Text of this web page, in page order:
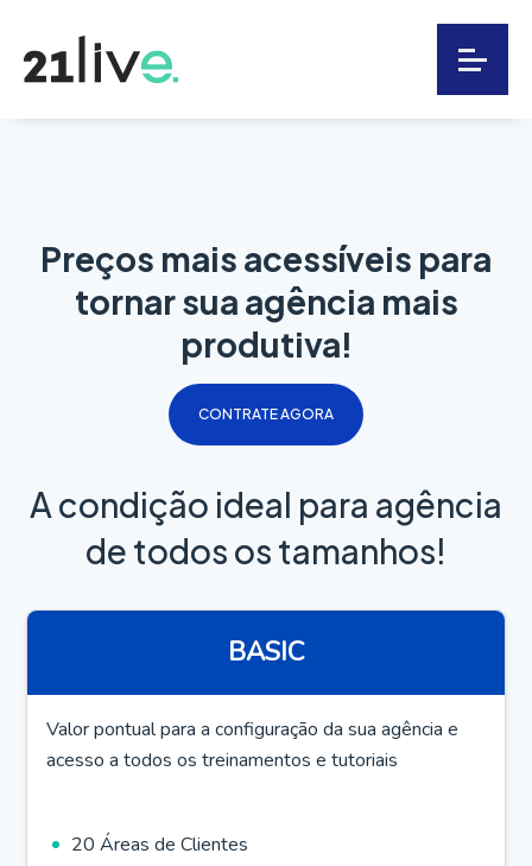
Preços mais acessíveis para
tornarsua agência mais
produtiva!
CONTRATE AGORA
A condição ideal para agência
de todos os tamanhos!
BASIC
Valor pontual para a configuração da sua agência e
acesso a todos os treinamentos e tutoriais
20 Áreas de Clientes